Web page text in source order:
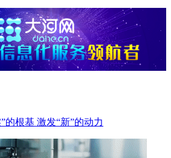
的根基 激发“新”的动力